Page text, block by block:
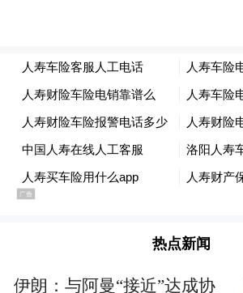
旁。这时，天空下起了雨。
男子立即上前，一旁的朋友
扶老人的一幕。
“不能走了，坐下休息！”这
扶起老人后，便让朋友报警
互不相识的市民分段伸出援
眼旁观。因老人年事偏高，
热点新闻
伊朗：与阿曼“接近”达成协